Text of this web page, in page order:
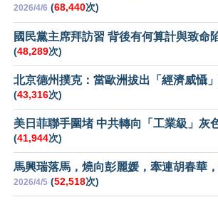
2026/4/6 (68,440次)
國民黨主席拜訪習 背後有何算計與致命
(48,289次)
北京德州撲克：當歐洲拔出「經濟威懾
(43,316次)
美日菲聯手圍堵 中共轉向「工業級」灰
(41,944次)
馬興瑞落馬，燒向彭麗媛，牽連胡春華
2026/4/5 (52,518次)